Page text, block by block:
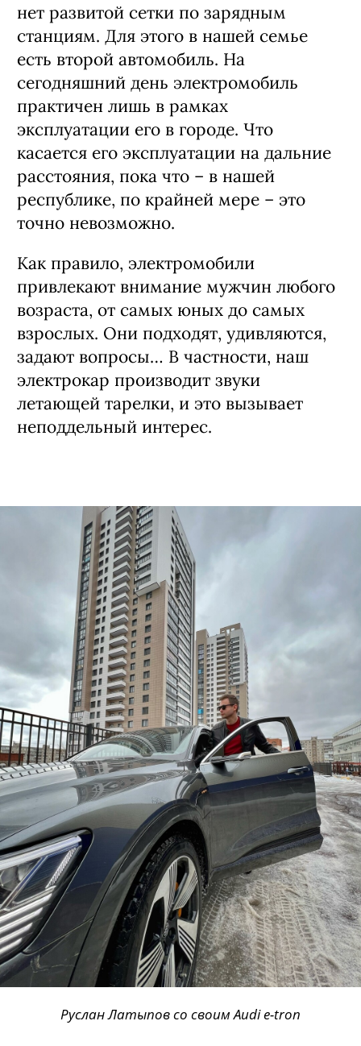
нет развитой сетки по зарядным
станциям. Для этого в нашей семье
есть второй автомобиль. На
сегодняшний день электромобиль
практичен лишь в рамках
эксплуатации его в городе. Что
касается его эксплуатации на дальние
расстояния, пока что – в нашей
республике, по крайней мере – это
точно невозможно.
Как правило, электромобили
привлекают внимание мужчин любого
возраста, от самых юных до самых
взрослых. Они подходят, удивляются,
задают вопросы… В частности, наш
электрокар производит звуки
летающей тарелки, и это вызывает
неподдельный интерес.
Руслан Латыпов со своимAudi e-tron